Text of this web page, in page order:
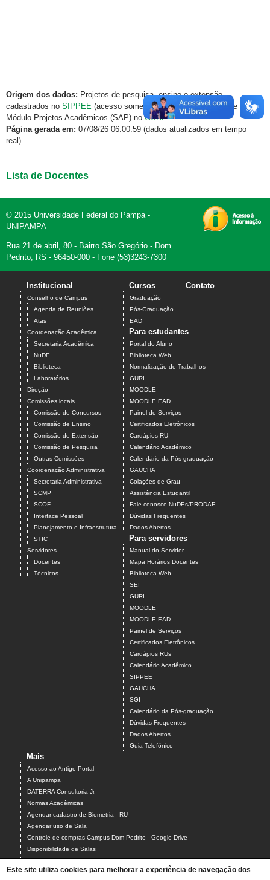
Origem dos dados: Projetos de pesquisa, ensino e extensão
cadastrados no SIPPEE (acesso somente via rede institucional) e
Módulo Projetos Acadêmicos (SAP) noGURI.
Página gerada em: 07/08/26 06:00:59 (dados atualizados em tempo
real).
Lista de Docentes
© 2015 Universidade Federal do Pampa -
UNIPAMPA
Rua 21 de abril, 80 - Bairro São Gregório - Dom
Pedrito, RS - 96450-000 - Fone (53)3243-7300
Institucional
Conselho de Campus
Agenda de Reuniões
Atas
Coordenação Acadêmica
Secretaria Acadêmica
NuDE
Biblioteca
Laboratórios
Direção
Comissões locais
Comissão de Concursos
Comissão de Ensino
Comissão de Extensão
Comissão de Pesquisa
Outras Comissões
Coordenação Administrativa
Secretaria Administrativa
SCMP
SCOF
Interface Pessoal
Planejamento e Infraestrutura
STIC
Servidores
Docentes
Técnicos
Cursos
Graduação
Pós-Graduação
EAD
Contato
Para estudantes
Portal do Aluno
Biblioteca Web
Normalização de Trabalhos
GURI
MOODLE
MOODLE EAD
Painel de Serviços
Certificados Eletrônicos
Cardápios RU
Calendário Acadêmico
Calendário da Pós-graduação
GAUCHA
Colações de Grau
Assistência Estudantil
Fale conosco NuDEs/PRODAE
Dúvidas Frequentes
Dados Abertos
Para servidores
Manual do Servidor
Mapa Horários Docentes
Biblioteca Web
SEI
GURI
MOODLE
MOODLE EAD
Painel de Serviços
Certificados Eletrônicos
Cardápios RUs
Calendário Acadêmico
SIPPEE
GAUCHA
SGI
Calendário da Pós-graduação
Dúvidas Frequentes
Dados Abertos
Guia Telefônico
Mais
Acesso ao Antigo Portal
A Unipampa
DATERRA Consultoria Jr.
Normas Acadêmicas
Agendar cadastro de Biometria - RU
Agendar uso de Sala
Controle de compras Campus Dom Pedrito - Google Drive
Disponibilidade de Salas
Estágios
Formulário para Agendamento do Laboratório de Informática
Este site utiliza cookies para melhorar a experiência de navegação dos